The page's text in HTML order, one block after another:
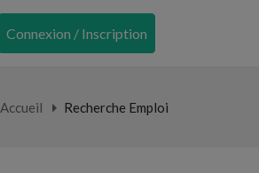
Connexion / Inscription
Accueil Recherche Emploi